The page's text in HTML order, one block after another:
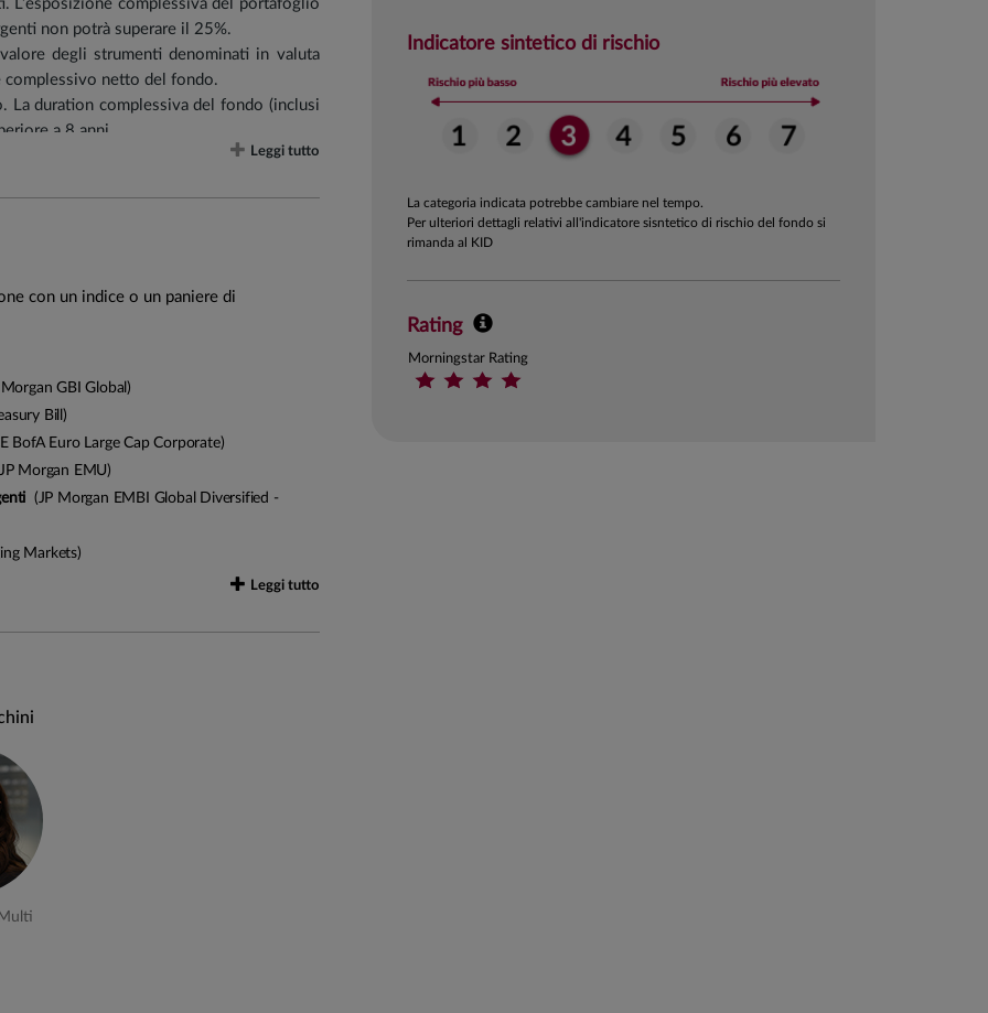
Indicatore sintetico di rischio
La categoria indicata potrebbe cambiare nel tempo.
Per ulteriori dettagli relativi all'indicatore sisntetico di rischio del fondo si
rimanda al KID
Rating
Morningstar Rating
L’esposizione complessiva del portafoglio
non potrà superare il 25%.
degli strumenti denominati in valuta
complessivo netto del fondo.
La duration complessiva del fondo (inclusi
a 8 anni.
in strumenti finanziari di emittenti che
superino una quota massima del 30%.
cui FIA nei limiti previsti dalla normativa
del Gruppo.
un benchmark, pertanto il gestore ha
globale volto ad individuare ed
o settoriali) da applicare al
individuate
di crescita dei singoli emittenti su cui
Leggi tutto
con un indice o un paniere di
GBI Global)
Bill)
BofA Euro Large Cap Corporate)
Morgan EMU)
(JP Morgan EMBI Global Diversified -
Markets)
Leggi tutto